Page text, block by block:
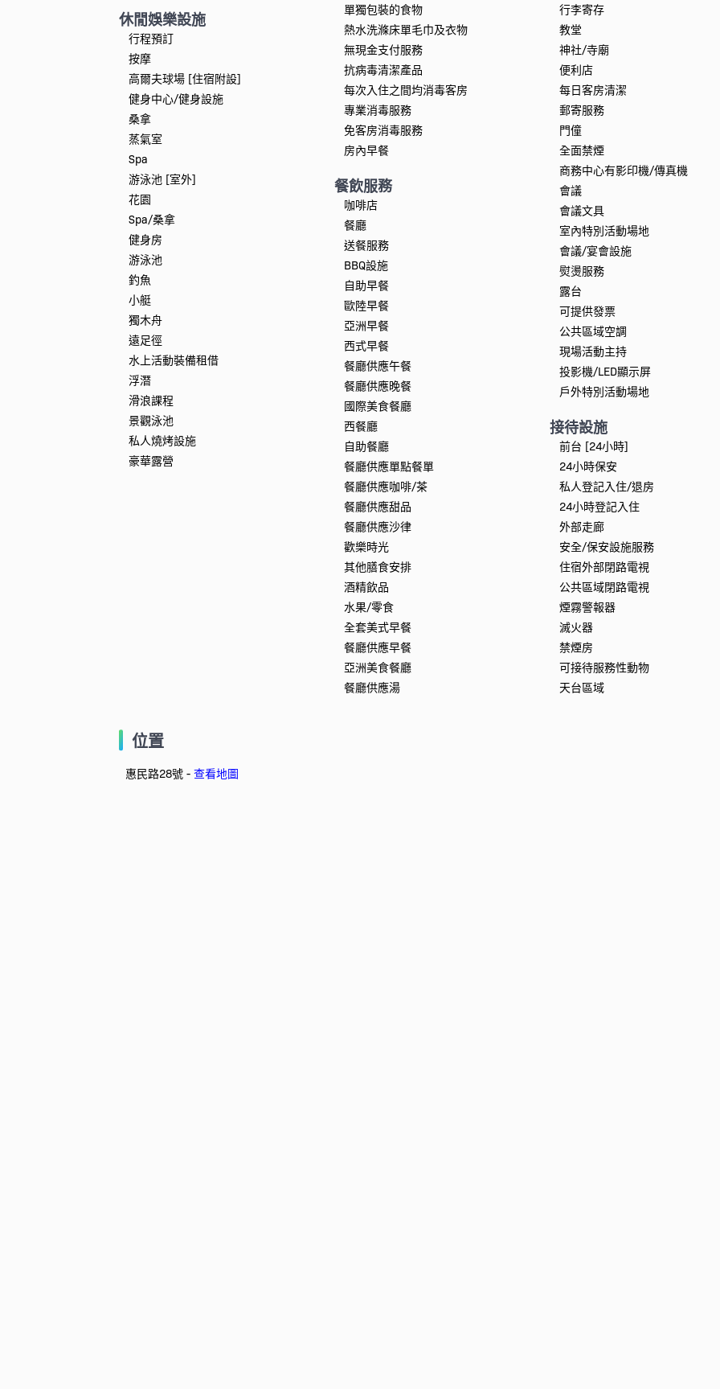
休閒娛樂設施
行程預訂
按摩
高爾夫球場 [住宿附設]
健身中心/健身設施
桑拿
蒸氣室
Spa
游泳池 [室外]
花園
Spa/桑拿
健身房
游泳池
釣魚
小艇
獨木舟
遠足徑
水上活動裝備租借
浮潛
滑浪課程
景觀泳池
私人燒烤設施
豪華露營
單獨包裝的食物
熱水洗滌床單毛巾及衣物
無現金支付服務
抗病毒清潔產品
每次入住之間均消毒客房
專業消毒服務
免客房消毒服務
房內早餐
餐飲服務
咖啡店
餐廳
送餐服務
BBQ設施
自助早餐
歐陸早餐
亞洲早餐
西式早餐
餐廳供應午餐
餐廳供應晚餐
國際美食餐廳
西餐廳
自助餐廳
餐廳供應單點餐單
餐廳供應咖啡/茶
餐廳供應甜品
餐廳供應沙律
歡樂時光
其他膳食安排
酒精飲品
水果/零食
全套美式早餐
餐廳供應早餐
亞洲美食餐廳
餐廳供應湯
行李寄存
教堂
神社/寺廟
便利店
每日客房清潔
郵寄服務
門僮
全面禁煙
商務中心有影印機/傳真機
會議
會議文具
室內特別活動場地
會議/宴會設施
熨燙服務
露台
可提供發票
公共區域空調
現場活動主持
投影機/LED顯示屏
戶外特別活動場地
接待設施
前台 [24小時]
24小時保安
私人登記入住/退房
24小時登記入住
外部走廊
安全/保安設施服務
住宿外部閉路電視
公共區域閉路電視
煙霧警報器
滅火器
禁煙房
可接待服務性動物
天台區域
位置
惠民路28號 - 查看地圖